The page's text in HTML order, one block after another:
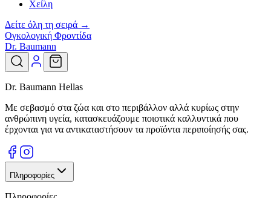
Χείλη
Δείτε όλη τη σειρά →
Ογκολογική Φροντίδα
Dr. Baumann
Dr. Baumann Hellas
Με σεβασμό στα ζώα και στο περιβάλλον αλλά κυρίως στην
ανθρώπινη υγεία, κατασκευάζουμε ποιοτικά καλλυντικά που
έρχονται για να αντικαταστήσουν τα προϊόντα περιποίησής σας.
Πληροφορίες